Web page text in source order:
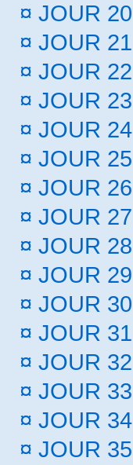
¤ JOUR 20
¤ JOUR 21
¤ JOUR 22
¤ JOUR 23
¤ JOUR 24
¤ JOUR 25
¤ JOUR 26
¤ JOUR 27
¤ JOUR 28
¤ JOUR 29
¤ JOUR 30
¤ JOUR 31
¤ JOUR 32
¤ JOUR 33
¤ JOUR 34
¤ JOUR 35